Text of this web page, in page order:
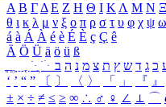
Α Β ΓΔ Ε Ζ Η Θ Ι ΚΛ Μ Ν Ξ
θ ι κ λ μ ν ξ ο π ρ σ τ υ φ χ ψ ω
á à Á À é è É È ç Ç ê
Ä Ö Ü ä ö ü ß
ִֶֹ ֻּ ׁׂ כ ג ד ש ץ ת צ מ נ ה ב
‘ ’ “ ” 〔 〕 〈 〉 「 」 『 』
± × ÷ ≠ ≤ ≥ ∞ ∴ ♂ ♀ ∠ ⊥ ⌒